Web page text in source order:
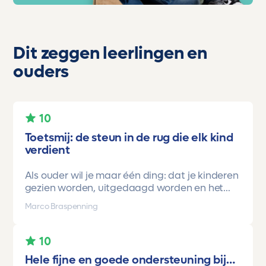
Dit zeggen leerlingen en
ouders
10
Toetsmij: de steun in de rug die elk kind
verdient
Als ouder wil je maar één ding: dat je kinderen
gezien worden, uitgedaagd worden en het
vertrouwen krijgen dat ze méér kunnen dan ze
zelf soms denken. Voor ons is Toetsmij daarin
kader. Een lieve, slimme meid, maar soms
Marco Braspenning
10
Hele fijne en goede ondersteuning bij…